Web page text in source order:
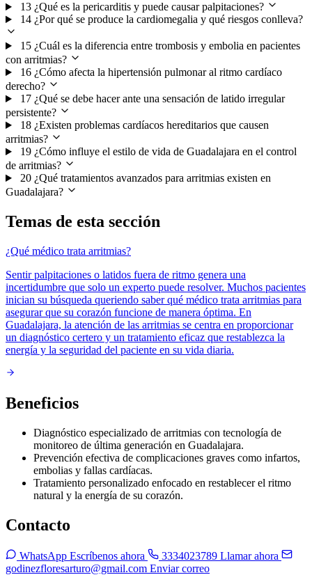
13 ¿Qué es la pericarditis y puede causar palpitaciones?
14 ¿Por qué se produce la cardiomegalia y qué riesgos conlleva?
15 ¿Cuál es la diferencia entre trombosis y embolia en pacientes
con arritmias?
16 ¿Cómo afecta la hipertensión pulmonar al ritmo cardíaco
derecho?
17 ¿Qué se debe hacer ante una sensación de latido irregular
persistente?
18 ¿Existen problemas cardíacos hereditarios que causen
arritmias?
19 ¿Cómo influye el estilo de vida de Guadalajara en el control
de arritmias?
20 ¿Qué tratamientos avanzados para arritmias existen en
Guadalajara?
Temas de esta sección
¿Qué médico trata arritmias?
Sentir palpitaciones o latidos fuera de ritmo genera una
incertidumbre que solo un experto puede resolver. Muchos pacientes
inician su búsqueda queriendo saber qué médico trata arritmias para
asegurar que su corazón funcione de manera óptima. En
Guadalajara, la atención de las arritmias se centra en proporcionar
un diagnóstico certero y un tratamiento eficaz que restablezca la
energía y la seguridad del paciente en su vida diaria.
Beneficios
Diagnóstico especializado de arritmias con tecnología de
monitoreo de última generación en Guadalajara.
Prevención efectiva de complicaciones graves como infartos,
embolias y fallas cardíacas.
Tratamiento personalizado enfocado en restablecer el ritmo
natural y la energía de su corazón.
Contacto
WhatsApp Escríbenos ahora 3334023789 Llamar ahora
godinezfloresarturo@gmail.com Enviar correo